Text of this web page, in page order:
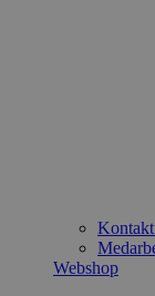
Webshop